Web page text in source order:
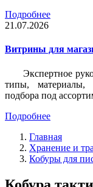
Подробнее
21.07.2026
Витрины для
Экспертное
типы, материалы,
подбора под
Подробнее
Главная
Хранение и
Кобуры для